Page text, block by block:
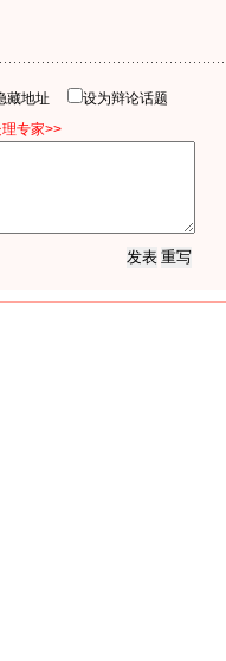
藏地址
设为辩论话题
专家>>